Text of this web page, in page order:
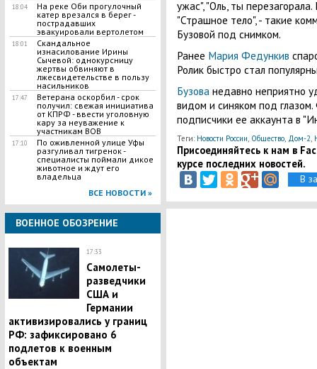
18:04
На реке Оби прогулочный
катер врезался в берег -
пострадавших
эвакуировали вертолетом
18:01
Скандальное
изнасилование Ирины
Сычевой: однокурсницу
жертвы обвиняют в
лжесвидетельстве в пользу
насильников
17:47
Ветерана оскорбил - срок
получил: свежая инициатива
от КПРФ - ввести уголовную
кару за неуважение к
участникам ВОВ
17:10
По оживленной улице Уфы
разгуливал тигренок -
специалисты поймали дикое
животное и ждут его
владельца
ВСЕ НОВОСТИ »
ВОЕННОЕ ОБОЗРЕНИЕ
17:33
Самолеты-
разведчики
США и
Германии
активизировались у границ
РФ: зафиксировано 6
подлетов к военным
объектам
ужас", "Оль, ты
"Страшное тело", - такие
Бузовой под снимком.
Ранее Мария Федункив
Ролик быстро стал
Бузова недавно неприятно
видом и синяком под
подписчики ее аккаунта в
Теги: Новости России Общество, Дом-2
Присоединяйтесь к нам в
курсе последних новостей.
В